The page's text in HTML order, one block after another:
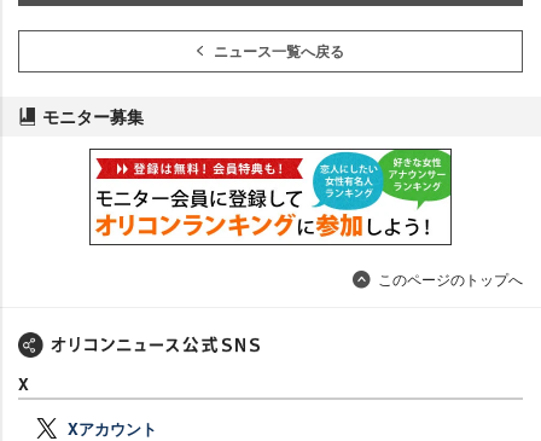
ニュース一覧へ戻る
モニター募集
このページのトップへ
X
Xアカウント